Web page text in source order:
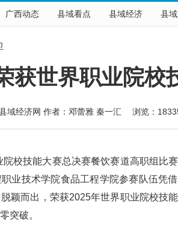
广西动态 县域看点 县域经济 县
获世界职业院校
域经济网 作者：邓蕾雅 秦一汇 浏览：
技能大赛总决赛餐饮赛道高职组比
业技术学院食品工程学院参赛队伍凭
颖而出，荣获2025年世界职业院校技
突破。